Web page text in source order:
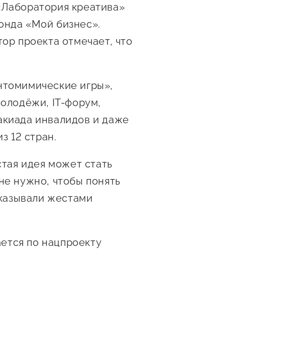
креатива»
«Мой бизнес».
проекта отмечает, что
игры»,
IT-форум,
инвалидов и даже
12 стран.
идея может стать
нужно, чтобы понять
жестами
по нацпроекту